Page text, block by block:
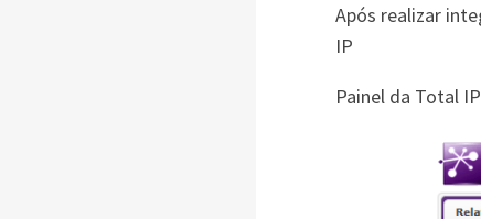
Após realizar
IP
Painel da Total